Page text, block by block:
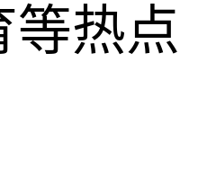
等热点